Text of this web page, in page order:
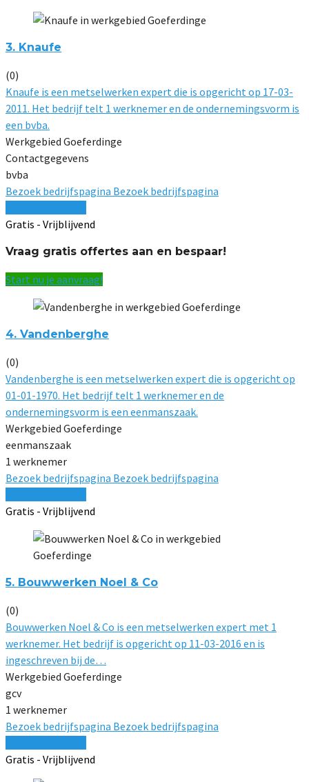
3. Knaufe
(0)
Knaufe is een metselwerken expert die is opgericht op 17-03-
2011. Het bedrijf telt 1 werknemer en de ondernemingsvorm is
een bvba.
Werkgebied Goeferdinge
Contactgegevens
bvba
Bezoek bedrijfspagina Bezoek bedrijfspagina
Gratis - Vrijblijvend
Vraag gratis offertes aan en bespaar!
Start nu je aanvraag!
4. Vandenberghe
(0)
Vandenberghe is een metselwerken expert die is opgericht op
01-01-1970. Het bedrijf telt 1 werknemer en de
ondernemingsvorm is een eenmanszaak.
Werkgebied Goeferdinge
eenmanszaak
1 werknemer
Bezoek bedrijfspagina Bezoek bedrijfspagina
Gratis - Vrijblijvend
5. Bouwwerken Noel & Co
(0)
Bouwwerken Noel & Co is een metselwerken expert met 1
werknemer. Het bedrijf is opgericht op 11-03-2016 en is
ingeschreven bij de…
Werkgebied Goeferdinge
gcv
1 werknemer
Bezoek bedrijfspagina Bezoek bedrijfspagina
Gratis - Vrijblijvend